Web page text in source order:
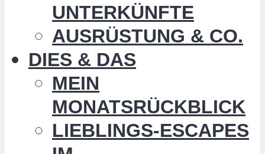
UNTERKÜNFTE
AUSRÜSTUNG & CO.
DIES & DAS
MEIN
MONATSRÜCKBLICK
LIEBLINGS-ESCAPES